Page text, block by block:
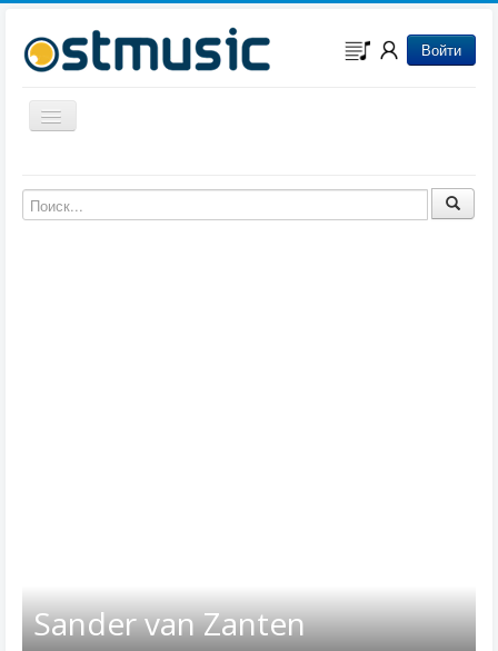
Войти
Включить/выключить навигацию
Музыка из мультфильмов
Музыка из сериалов
Sander van Zanten